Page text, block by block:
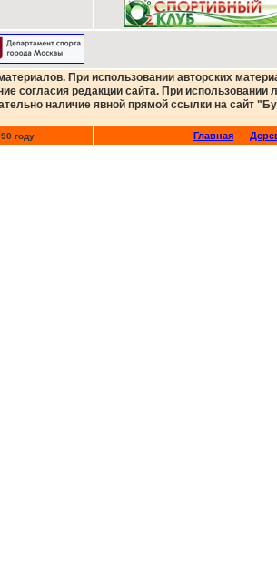
При использовании авторских
согласия редакции сайта. При использовании
наличие явной прямой ссылки на сайт
году Главная